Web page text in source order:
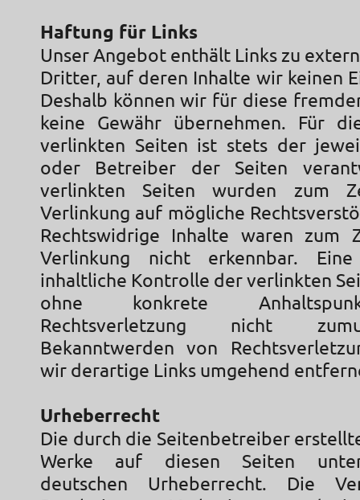
Haftung für Links
Unser Angebot enthält Links zu
Dritter, auf deren Inhalte wir keinen
Deshalb können wir für diese
keine Gewähr übernehmen. Für
verlinkten Seiten ist stets der
oder Betreiber der Seiten
verlinkten Seiten wurden zum
Verlinkung auf mögliche
Rechtswidrige Inhalte waren zum
Verlinkung nicht erkennbar. Eine
inhaltliche Kontrolle der verlinkten
ohne konkrete
Rechtsverletzung nicht
Bekanntwerden von
wir derartige Links umgehend
Urheberrecht
Die durch die Seitenbetreiber
Werke auf diesen Seiten
deutschen Urheberrecht. Die